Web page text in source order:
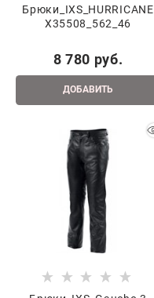
Брюки_IXS_HURRICANE
X35508_562_46
8 780 руб.
ДОБАВИТЬ